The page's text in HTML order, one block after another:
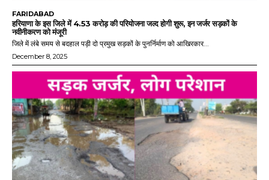
FARIDABAD
हरियाणा के इस जिले में 4.53 करोड़ की परियोजना जल्द होगी शुरू, इन जर्जर सड़कों के
नवीनीकरण को मंजूरी
जिले में लंबे समय से बदहाल पड़ी दो प्रमुख सड़कों के पुनर्निर्माण को आखिरकार...
December 8, 2025